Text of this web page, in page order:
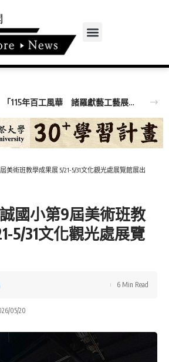
深耕傳統藝文不間斷！「115年百工風華 諸羅獻藝工藝展」跨域移師彰化溪湖展出
美術班教學成果展 5/21-5/31文化觀光處展覽館展出
國小第9屆美術班教
5/31文化觀光處展覽
05/20
6 Min Read